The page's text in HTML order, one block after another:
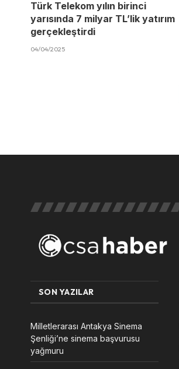
Türk Telekom yılın birinci
yarısında 7 milyar TL’lik yatırım
gerçekleştirdi
04/04/2025
SON YAZILAR
Milletlerarası Antakya Sinema
Şenliği’ne sinema başvurusu
yağmuru